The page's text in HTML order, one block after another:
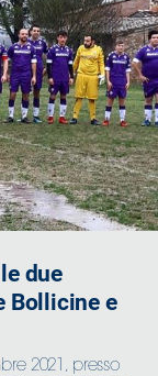
due
Bollicine e
2021, presso